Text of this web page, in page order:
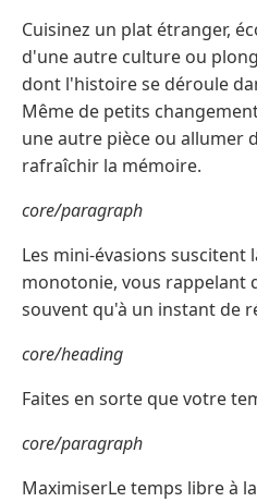
Cuisinez un plat étranger,
d'une autre culture ou
dont l'histoire se déroule
Même de petits
une autre pièce ou allumer
rafraîchir la mémoire.
core/paragraph
Les mini-évasions suscitent
monotonie, vous rappelant
souvent qu'à un instant de
core/heading
Faites en sorte que votre
core/paragraph
MaximiserLe temps libre à